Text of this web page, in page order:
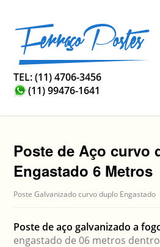
TEL: (11) 4706-3456
(11) 99476-1641
Poste de Aço curvo
Engastado 6 Metros
Poste Galvanizado curvo duplo Engastado
Poste de aço galvanizado a
engastado de 06 metros